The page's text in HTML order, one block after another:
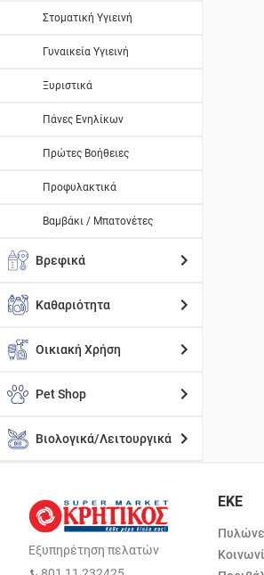
Στοματική Υγιεινή
Γυναικεία Υγιεινή
Ξυριστικά
Πάνες Ενηλίκων
Πρώτες Βοήθειες
Προφυλακτικά
Βαμβάκι / Μπατονέτες
Βρεφικά
Καθαριότητα
Οικιακή Χρήση
Pet Shop
Βιολογικά/Λειτουργικά
Εξυπηρέτηση πελατών
ΕΚΕ